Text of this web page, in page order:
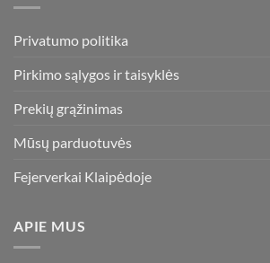
Privatumo politika
Pirkimo sąlygos ir taisyklės
Prekių grąžinimas
Mūsų parduotuvės
Fejerverkai Klaipėdoje
APIE MUS